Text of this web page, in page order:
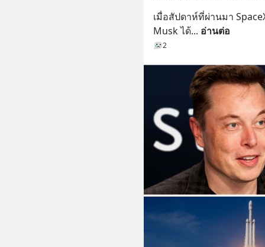
เมื่อสัปดาห์ที่ผ่านมา
Musk ได้... อ่านต่อ
2